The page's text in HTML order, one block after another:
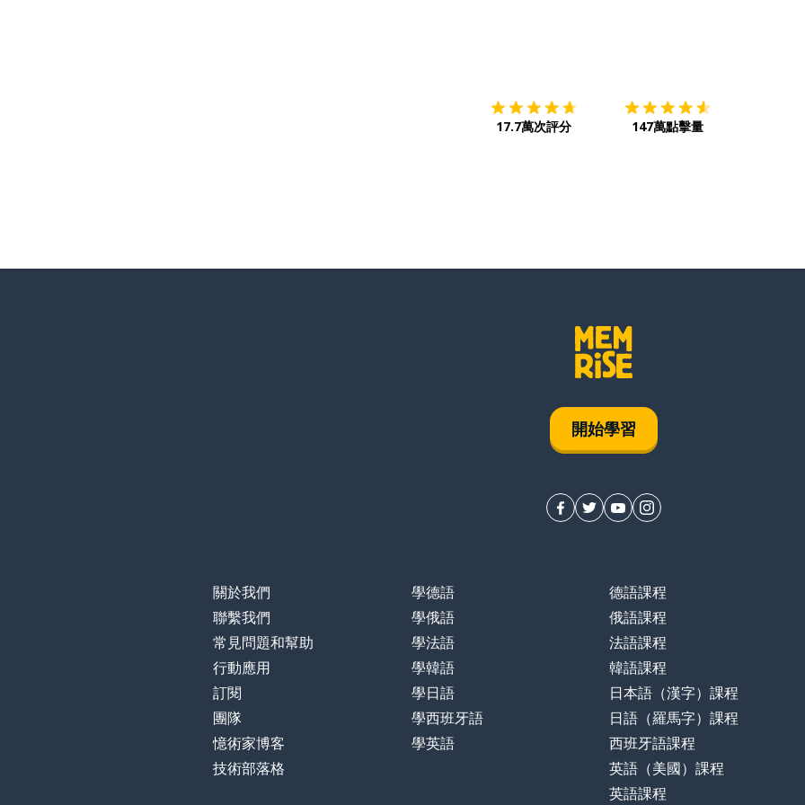
17.7萬次評分 147萬點擊量
開始學習
關於我們
聯繫我們
常見問題和幫助
行動應用
訂閱
團隊
憶術家博客
技術部落格
學德語
學俄語
學法語
學韓語
學日語
學西班牙語
學英語
德語課程
俄語課程
法語課程
韓語課程
日本語（漢字）課程
日語（羅馬字）課程
西班牙語課程
英語（美國）課程
英語課程